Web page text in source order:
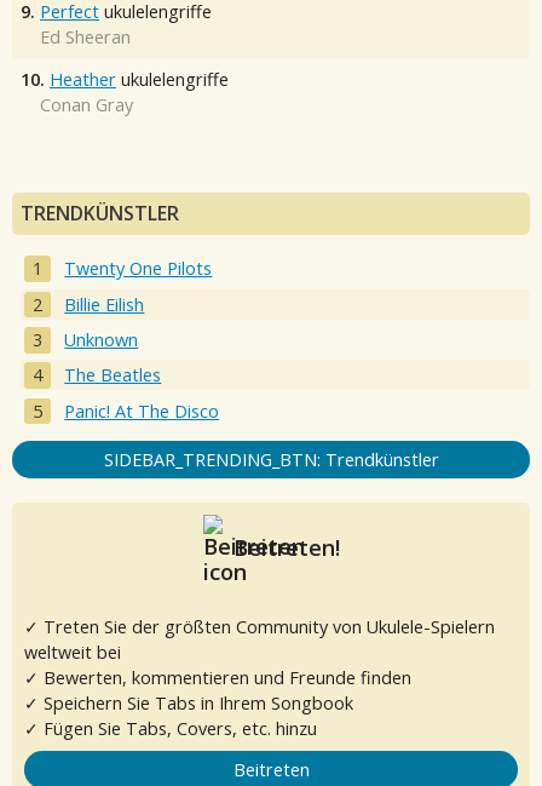
9. Perfect ukulelengriffe
Ed Sheeran
10. Heather ukulelengriffe
Conan Gray
TRENDKÜNSTLER
Twenty One Pilots
Billie Eilish
Unknown
The Beatles
Panic! At The Disco
SIDEBAR_TRENDING_BTN: Trendkünstler
Beitreten!
✓ Treten Sie der größten Community von Ukulele-Spielern
weltweit bei
✓ Bewerten, kommentieren und Freunde finden
✓ Speichern Sie Tabs in Ihrem Songbook
✓ Fügen Sie Tabs, Covers, etc. hinzu
Beitreten